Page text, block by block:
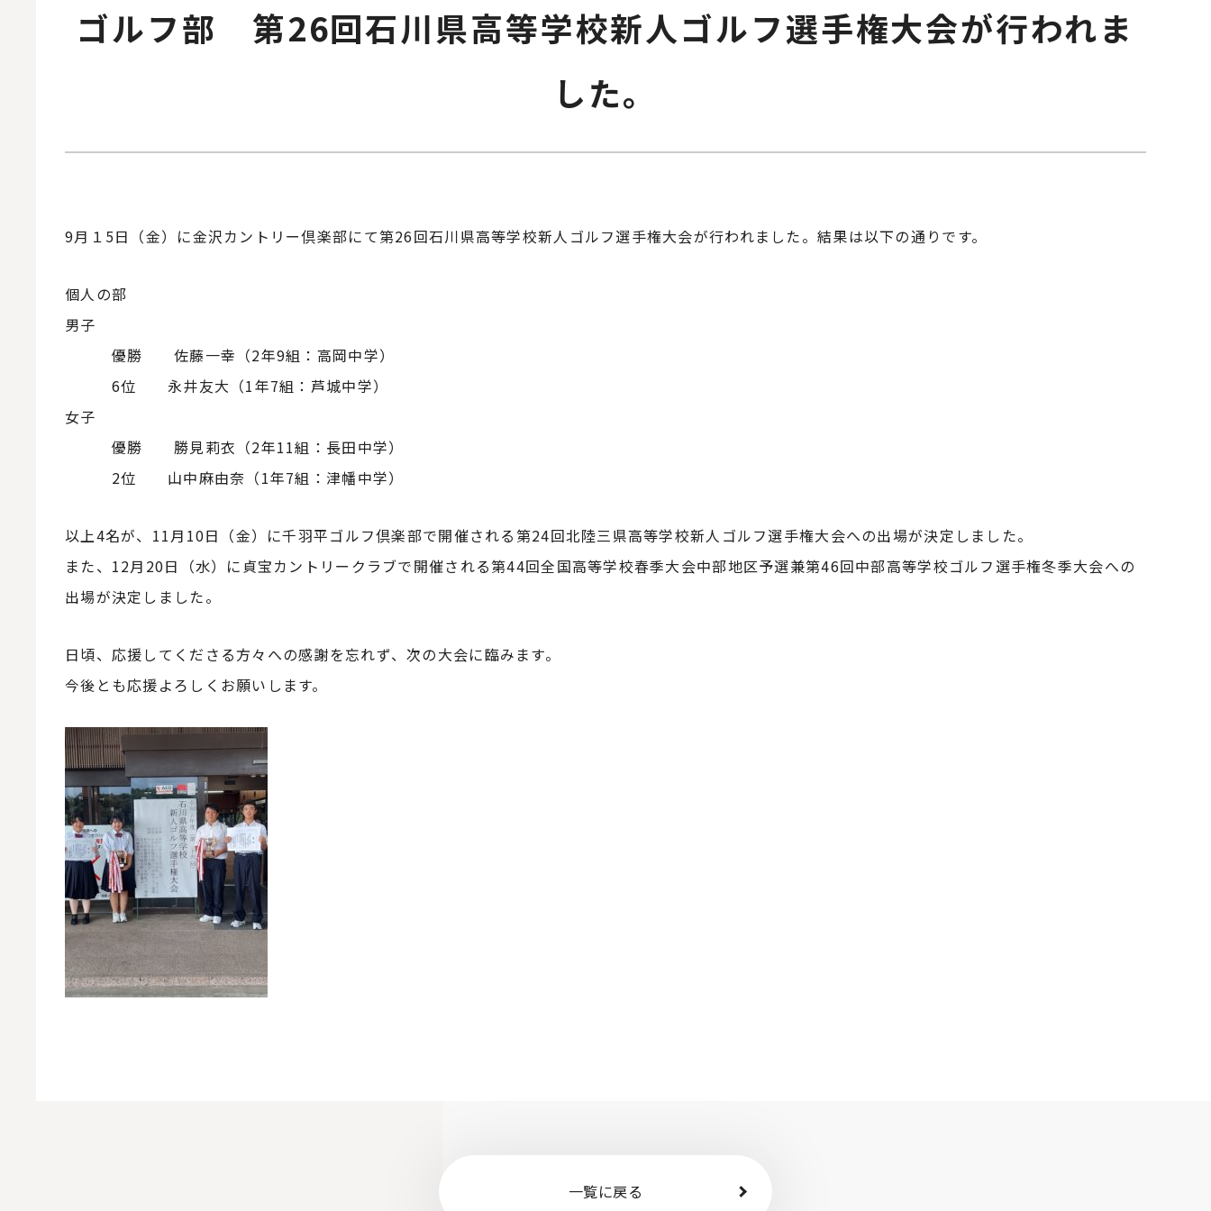
ゴルフ部 第26回石川県高等学校新人ゴルフ選手権大会が行われま
した。
9月１5日（金）に金沢カントリー倶楽部にて第26回石川県高等学校新人ゴルフ選手権大会が行われました。結果は以下の通りです。
個人の部
男子
優勝 佐藤一幸（2年9組：高岡中学）
6位 永井友大（1年7組：芦城中学）
女子
優勝 勝見莉衣（2年11組：長田中学）
2位 山中麻由奈（1年7組：津幡中学）
以上4名が、11月10日（金）に千羽平ゴルフ倶楽部で開催される第24回北陸三県高等学校新人ゴルフ選手権大会への出場が決定しました。
また、12月20日（水）に貞宝カントリークラブで開催される第44回全国高等学校春季大会中部地区予選兼第46回中部高等学校ゴルフ選手権冬季大会への
出場が決定しました。
日頃、応援してくださる方々への感謝を忘れず、次の大会に臨みます。
今後とも応援よろしくお願いします。
一覧に戻る